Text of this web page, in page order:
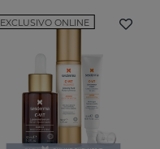
EXCLUSIVO ONLINE